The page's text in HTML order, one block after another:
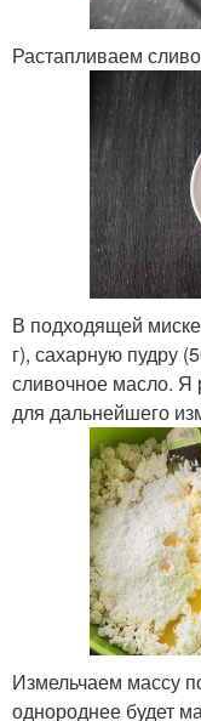
Растапливаем
В подходящей
г), сахарную пудру
сливочное масло. Я
для дальнейшего
Измельчаем массу
однороднее будет